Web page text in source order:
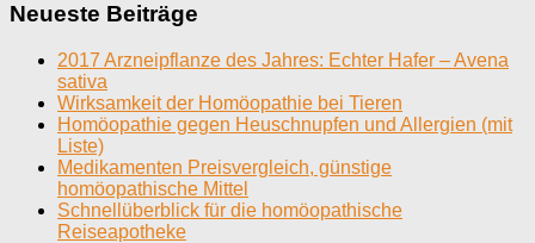
Neueste Beiträge
2017 Arzneipflanze des Jahres: Echter Hafer – Avena
sativa
Wirksamkeit der Homöopathie bei Tieren
Homöopathie gegen Heuschnupfen und Allergien (mit
Liste)
Medikamenten Preisvergleich, günstige
homöopathische Mittel
Schnellüberblick für die homöopathische
Reiseapotheke